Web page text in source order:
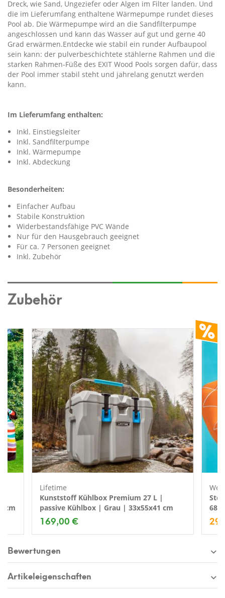
Dreck, wie Sand, Ungeziefer oder Algen im Filter landen. Und
die im Lieferumfang enthaltene Wärmepumpe rundet dieses
Pool ab. Die Wärmepumpe wird an die Sandfilterpumpe
angeschlossen und kann das Wasser auf gut und gerne 40
Grad erwärmen.Entdecke wie stabil ein runder Aufbaupool
sein kann: der pulverbeschichtete stählerne Rahmen und die
starken Rahmen-Füße des EXIT Wood Pools sorgen dafür, dass
der Pool immer stabil steht und jahrelang genutzt werden
kann.
Im Lieferumfang enthalten:
Inkl. Einstiegsleiter
Inkl. Sandfilterpumpe
Inkl. Wärmepumpe
Inkl. Abdeckung
Besonderheiten:
Einfacher Aufbau
Stabile Konstruktion
Widerbestandsfähige PVC Wände
Nur für den Hausgebrauch geeignet
Für ca. 7 Personen geeignet
Inkl. Zubehör
Zubehör
cm
Lifetime
Kunststoff Kühlbox Premium 27 L |
passive Kühlbox | Grau | 33x55x41 cm
169,00 €
Bewertungen
Artikeleigenschaften